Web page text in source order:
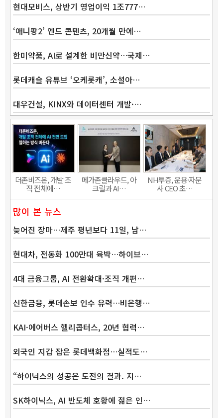
현대모비스, 상반기 영업이익 1조777…
‘애니팡2’ 엔드 콘텐츠, 20개월 만에…
한미약품, AI로 설계한 비만신약…국제…
롯데캐슬 유튜브 ‘오케롯캐’, 소셜아…
대우건설, KINX와 데이터센터 개발·…
더존비즈온, 개발 조
직 전체에…
메가존클라우드, 아
크릴과 AI…
NH투증, 운용·자문
사 CEO 초…
많이 본 뉴스
늦어진 장마…제주 평년보다 11일, 남…
현대차, 전동화 100만대 육박…하이브…
4대 금융그룹, AI 전환확대·조직 개편…
신한금융, 롯데손보 인수 유력…비은행…
KAI·에어버스 헬리콥터스, 20년 협력…
외국인 지갑 잡은 롯데백화점…실적도…
“하이닉스의 성공은 도전의 결과. 지…
SK하이닉스, AI 반도체 호황에 젊은 인…